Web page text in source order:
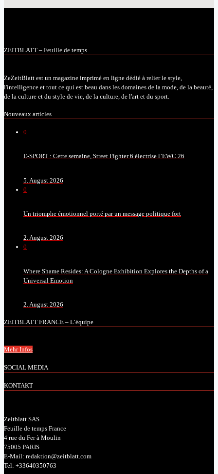
ZEITBLATT – Feuille de temps
ZeZeitBlatt est un magazine imprimé en ligne dédié à relier le style,
l'intelligence et tout ce qui est beau dans les domaines de la mode, de la beauté,
de la culture et du style de vie, de la culture, de l'art et du sport.
Nouveaux articles
0
E-SPORT : Cette semaine, Street Fighter 6 électrise l’EWC 26
5. August 2026
0
Un triomphe émotionnel porté par un message politique fort
2. August 2026
0
Where Shame Resides: A Cologne Exhibition Explores the Depths of a
Universal Emotion
2. August 2026
ZEITBLATT FRANCE – L’équipe
Mehr Infos
SOCIAL MEDIA
KONTAKT
Zeitblatt SAS
Feuille de temps France
4 rue du Fer à Moulin
75005 PARIS
E-Mail: redaktion@zeitblatt.com
Tel: +33640350763